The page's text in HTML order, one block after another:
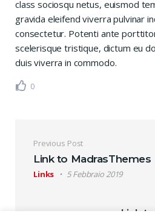
class sociosqu netus, euismod
gravida eleifend viverra pulvinar
consectetur. Potenti ante
scelerisque tristique, dictum eu
duis viverra in commodo.
0
Navigazione
Previous Post
Link to MadrasThemes
Links 5 Febbraio 2019
Link